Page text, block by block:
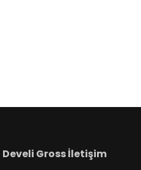
Develi Gross İletişim